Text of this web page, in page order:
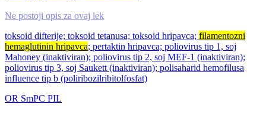
Ne postoji opis za ovaj lek
toksoid difterije; toksoid tetanusa; toksoid hripavca; filamentozni
hemaglutinin hripavca; pertaktin hripavca; poliovirus tip 1, soj
Mahoney (inaktiviran); poliovirus tip 2, soj MEF-1 (inaktiviran);
poliovirus tip 3, soj Saukett (inaktiviran); polisaharid hemofilusa
influence tip b (poliribozilribitolfosfat)
OR SmPC PIL